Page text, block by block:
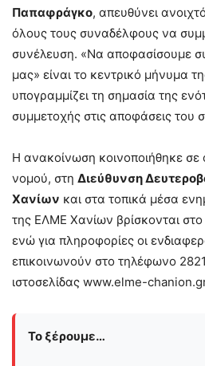
Παπαφράγκο, απευθύνει
όλους τους συναδέλφους να
συνέλευση. «Να αποφασίσουμε
μας» είναι το κεντρικό μήνυμα
υπογραμμίζει τη σημασία της
συμμετοχής στις αποφάσεις του
Η ανακοίνωση κοινοποιήθηκε σε
νομού, στη Διεύθυνση
Χανίων και στα τοπικά μέσα
της ΕΛΜΕ Χανίων βρίσκονται στο
ενώ για πληροφορίες οι
επικοινωνούν στο τηλέφωνο
ιστοσελίδας www.elme-
Το ξέρουμε…